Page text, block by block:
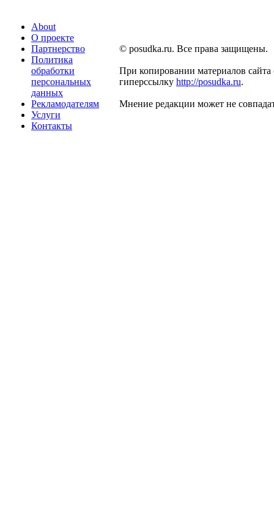
About
О проекте
Партнерство
Политика
обработки
персональных
данных
Рекламодателям
Услуги
Контакты
© posudka.ru. Все права защищены.
При копировании материалов сайта
гиперссылку http://posudka.ru.
Мнение редакции может не